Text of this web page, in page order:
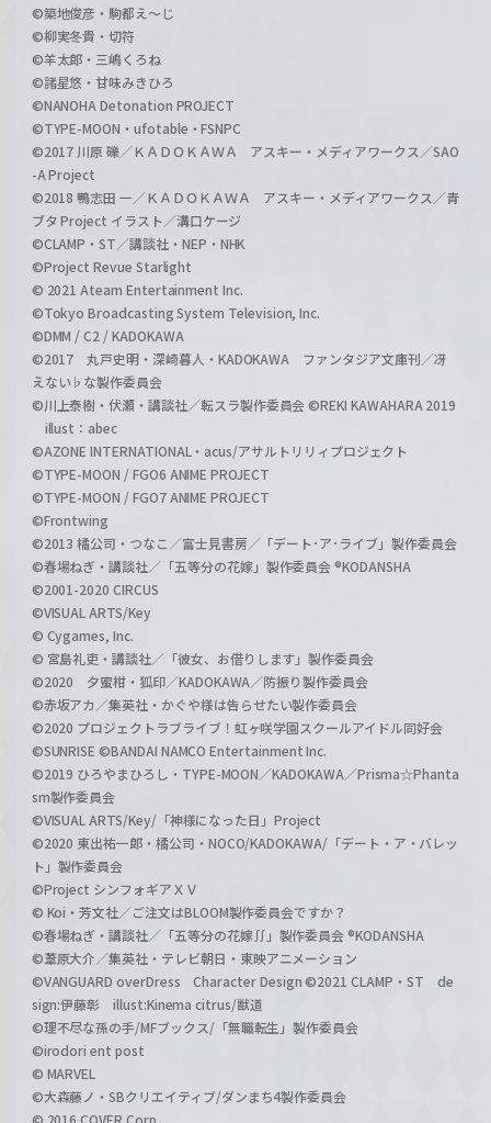
©築地俊彦・駒都え～じ
©柳実冬貴・切符
©羊太郎・三嶋くろね
©諸星悠・甘味みきひろ
©NANOHA Detonation PROJECT
©TYPE-MOON・ufotable・FSNPC
©2017 川原 礫／ＫＡＤＯＫＡＷＡ アスキー・メディアワークス／SAO
-A Project
©2018 鴨志田 一／ＫＡＤＯＫＡＷＡ アスキー・メディアワークス／青
ブタ Project イラスト／溝口ケージ
©CLAMP・ST／講談社・NEP・NHK
©Project Revue Starlight
© 2021 Ateam Entertainment Inc.
©Tokyo Broadcasting System Television, Inc.
©DMM / C2 / KADOKAWA
©2017 丸戸史明・深崎暮人・KADOKAWA ファンタジア文庫刊／冴
えない♭な製作委員会
©川上泰樹・伏瀬・講談社／転スラ製作委員会 ©REKI KAWAHARA 2019
illust：abec
©AZONE INTERNATIONAL・acus/アサルトリリィプロジェクト
©TYPE-MOON / FGO6 ANIME PROJECT
©TYPE-MOON / FGO7 ANIME PROJECT
©Frontwing
©2013 橘公司・つなこ／富士見書房／「デート･ア･ライブ」製作委員会
©春場ねぎ・講談社／「五等分の花嫁」製作委員会 ®KODANSHA
©2001-2020 CIRCUS
©VISUAL ARTS/Key
© Cygames, Inc.
© 宮島礼吏・講談社／「彼女、お借りします」製作委員会
©2020 夕蜜柑・狐印／KADOKAWA／防振り製作委員会
©赤坂アカ／集英社・かぐや様は告らせたい製作委員会
©2020 プロジェクトラブライブ！虹ヶ咲学園スクールアイドル同好会
©SUNRISE ©BANDAI NAMCO Entertainment Inc.
©2019 ひろやまひろし・TYPE-MOON／KADOKAWA／Prisma☆Phanta
sm製作委員会
©VISUAL ARTS/Key/「神様になった日」Project
©2020 東出祐一郎・橘公司・NOCO/KADOKAWA/「デート・ア・バレッ
ト」製作委員会
©Project シンフォギアＸＶ
© Koi・芳文社／ご注文はBLOOM製作委員会ですか？
©春場ねぎ・講談社／「五等分の花嫁∬」製作委員会 ®KODANSHA
©葦原大介／集英社・テレビ朝日・東映アニメーション
©VANGUARD overDress Character Design ©2021 CLAMP・ST de
sign:伊藤彰 illust:Kinema citrus/獣道
©理不尽な孫の手/MFブックス/「無職転生」製作委員会
©irodori ent post
© MARVEL
©大森藤ノ・SBクリエイティブ/ダンまち4製作委員会
© 2016 COVER Corp.